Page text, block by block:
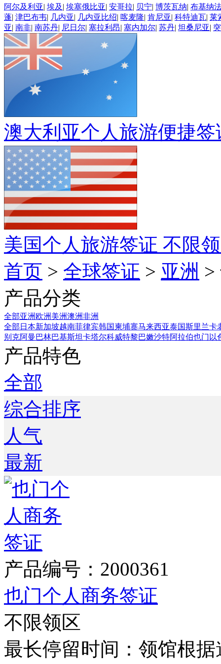
阿尔及利亚| 埃及 | 埃塞俄比亚| 安哥拉| 贝宁| 博茨瓦纳| 布基纳
蓬| 津巴布韦| 几内亚| 几内亚比绍| 喀麦隆| 肯尼亚| 科特迪瓦| 莱
亚| 南非| 南苏丹| 尼日尔| 塞拉利昂| 塞内加尔| 苏丹| 坦桑尼亚|
澳大利亚个人旅游便捷
美国个人旅游签证 不限
首页 > 全球签证 > 亚洲 >
产品分类
全部亚洲 欧洲 美洲澳洲非洲
全部 日本新加坡越南菲律宾韩国柬埔寨马来西亚泰国斯里兰卡
别克阿曼 巴林巴基斯坦卡塔尔科威特黎巴嫩沙特阿拉伯也门 以
产品特色
全部
综合排序
人气
最新
产品编号：2000361
也门个人商务签证
不限领区
最长停留时间：领馆根